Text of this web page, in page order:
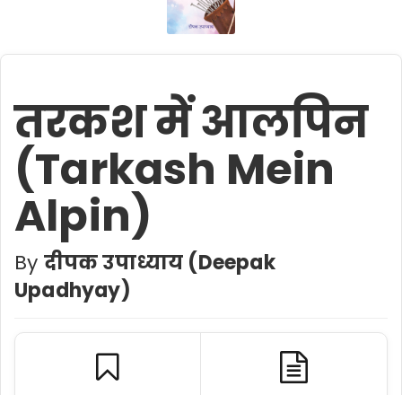
तरकश में आलपिन
(Tarkash Mein
Alpin)
By दीपक उपाध्याय (Deepak
Upadhyay)